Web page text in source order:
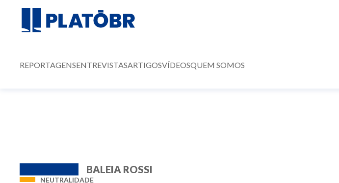
REPORTAGENSENTREVISTASARTIGOSVÍDEOSQUEM SOMOS
BALEIA ROSSI
NEUTRALIDADE